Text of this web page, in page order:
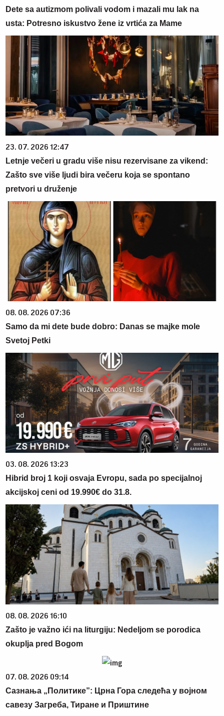
Dete sa autizmom polivali vodom i mazali mu lak na
usta: Potresno iskustvo žene iz vrtića za Mame
23. 07. 2026 12:47
Letnje večeri u gradu više nisu rezervisane za vikend:
Zašto sve više ljudi bira večeru koja se spontano
pretvori u druženje
08. 08. 2026 07:36
Samo da mi dete bude dobro: Danas se majke mole
Svetoj Petki
03. 08. 2026 13:23
Hibrid broj 1 koji osvaja Evropu, sada po specijalnoj
akcijskoj ceni od 19.990€ do 31.8.
08. 08. 2026 16:10
Zašto je važno ići na liturgiju: Nedeljom se porodica
okuplja pred Bogom
07. 08. 2026 09:14
Сазнања „Политике”: Црна Гора следећа у војном
савезу Загреба, Тиране и Приштине